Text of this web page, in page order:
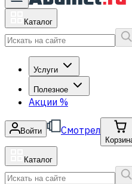
Каталог
Услуги
Полезное
Акции %
Войти Смотрел
Каталог